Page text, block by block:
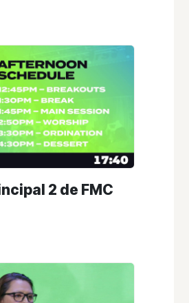
2 de FMC